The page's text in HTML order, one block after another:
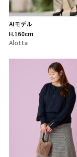
AIモデル
H.160cm
Alotta